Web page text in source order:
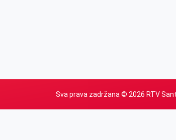
Sva prava zadržana © 2026 RTV